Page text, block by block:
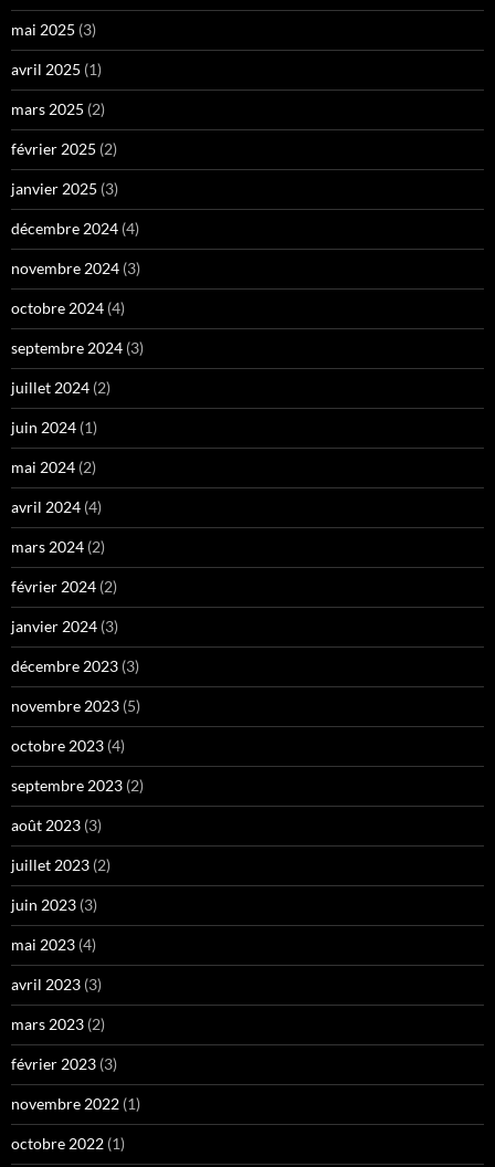
mai 2025 (3)
avril 2025 (1)
mars 2025 (2)
février 2025 (2)
janvier 2025 (3)
décembre 2024 (4)
novembre 2024 (3)
octobre 2024 (4)
septembre 2024 (3)
juillet 2024 (2)
juin 2024 (1)
mai 2024 (2)
avril 2024 (4)
mars 2024 (2)
février 2024 (2)
janvier 2024 (3)
décembre 2023 (3)
novembre 2023 (5)
octobre 2023 (4)
septembre 2023 (2)
août 2023 (3)
juillet 2023 (2)
juin 2023 (3)
mai 2023 (4)
avril 2023 (3)
mars 2023 (2)
février 2023 (3)
novembre 2022 (1)
octobre 2022 (1)